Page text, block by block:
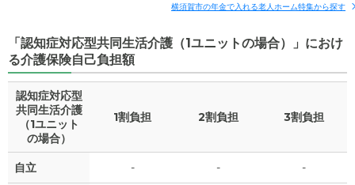
横須賀市の年金で入れる老人ホーム特集から探す
「認知症対応型共同生活介護（1ユニットの場合）」におけ
る介護保険自己負担額
認知症対応型
共同生活介護
（1ユニット
の場合）
1割負担 2割負担 3割負担
自立 - - -